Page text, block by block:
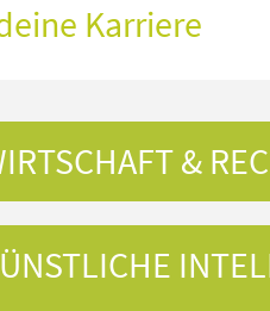
Karriere
&